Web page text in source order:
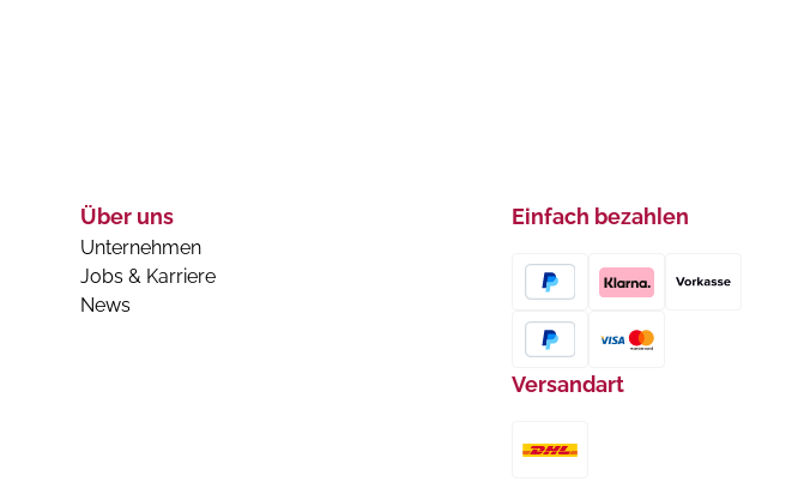
Über uns
Unternehmen
Jobs & Karriere
News
Einfach bezahlen
Versandart